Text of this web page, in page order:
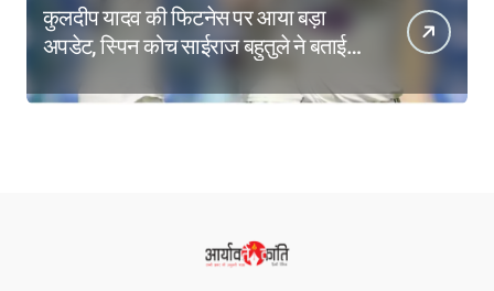
कुलदीप यादव की फिटनेस पर आया बड़ा
अपडेट, स्पिन कोच साईराज बहुतुले ने बताई